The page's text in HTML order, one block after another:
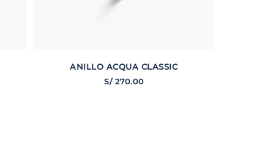
ANILLO ACQUA CLASSIC
S/ 270.00